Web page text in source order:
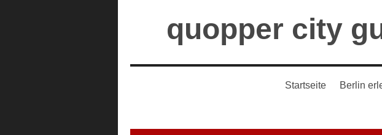
quopper city
Startseite Berlin